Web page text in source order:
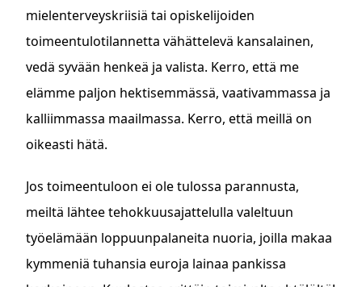
mielenterveyskriisiä tai opiskelijoiden
toimeentulotilannetta vähättelevä kansalainen,
vedä syvään henkeä ja valista. Kerro, että me
elämme paljon hektisemmässä, vaativammassa ja
kalliimmassa maailmassa. Kerro, että meillä on
oikeasti hätä.
Jos toimeentuloon ei ole tulossa parannusta,
meiltä lähtee tehokkuusajattelulla valeltuun
työelämään loppuunpalaneita nuoria, joilla makaa
kymmeniä tuhansia euroja lainaa pankissa